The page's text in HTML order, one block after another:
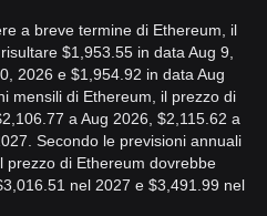
a breve termine di Ethereum, il
$1,953.55 in data Aug 9,
2026 e $1,954.92 in data Aug
mensili di Ethereum, il prezzo di
a Aug 2026, $2,115.62 a
Secondo le previsioni annuali
prezzo di Ethereum dovrebbe
nel 2027 e $3,491.99 nel